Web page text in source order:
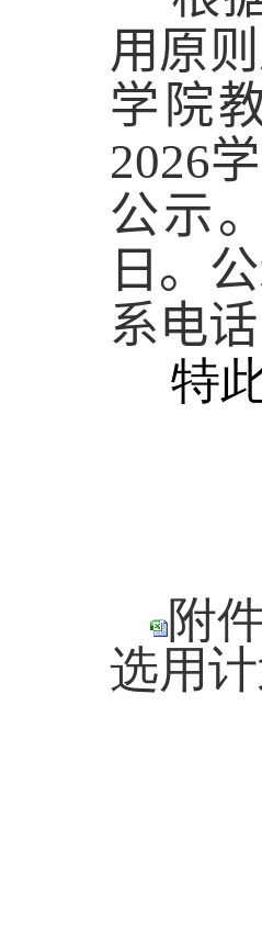
用原则
学 院
2026
公示
日。
系电话
特
附
选用